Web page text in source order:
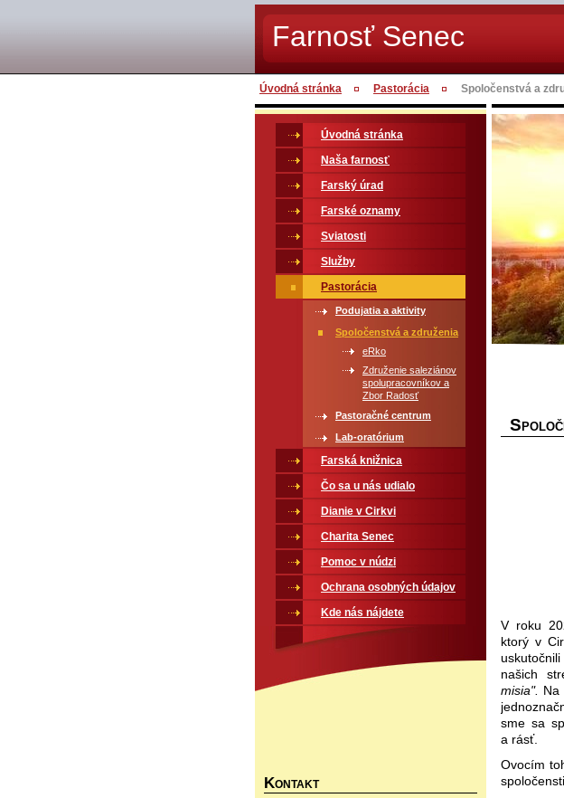
Farnosť Senec
Úvodná stránka Pastorácia Spoločenstvá a
S
V roku
ktorý v
našich
misia". Na
sme sa
a rásť.
Ovocím
Úvodná stránka
Naša farnosť
Farský úrad
Farské oznamy
Sviatosti
Služby
Pastorácia
Podujatia a aktivity
Spoločenstvá a združenia
eRko
Združenie saleziánov
spolupracovníkov a
Zbor Radosť
Pastoračné centrum
Lab-oratórium
Farská knižnica
Čo sa u nás udialo
Dianie v Cirkvi
Charita Senec
Pomoc v núdzi
Ochrana osobných údajov
Kde nás nájdete
KONTAKT